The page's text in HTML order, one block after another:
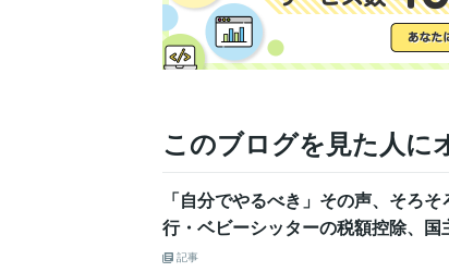
このブログを見た人に
「自分でやるべき」その声、そろ
行・ベビーシッターの税額控除、
記事